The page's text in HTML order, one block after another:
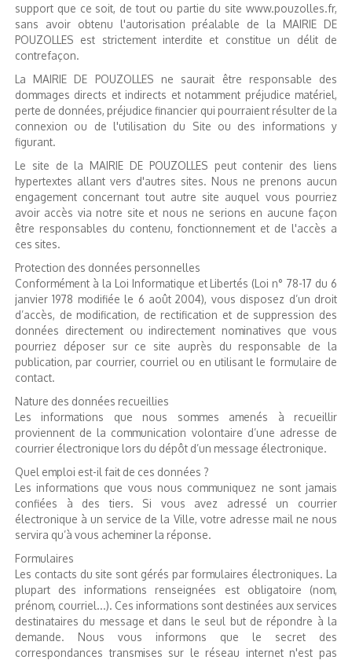
support que ce soit, de tout ou partie du site www.pouzolles.fr,
sans avoir obtenu l'autorisation préalable de la MAIRIE DE
POUZOLLES est strictement interdite et constitue un délit de
contrefaçon.
La MAIRIE DE POUZOLLES ne saurait être responsable des
dommages directs et indirects et notamment préjudice matériel,
perte de données, préjudice financier qui pourraient résulter de la
connexion ou de l'utilisation du Site ou des informations y
figurant.
Le site de la MAIRIE DE POUZOLLES peut contenir des liens
hypertextes allant vers d'autres sites. Nous ne prenons aucun
engagement concernant tout autre site auquel vous pourriez
avoir accès via notre site et nous ne serions en aucune façon
être responsables du contenu, fonctionnement et de l'accès a
ces sites.
Protection des données personnelles
Conformément à la Loi Informatique et Libertés (Loi n° 78-17 du 6
janvier 1978 modifiée le 6 août 2004), vous disposez d’un droit
d’accès, de modification, de rectification et de suppression des
données directement ou indirectement nominatives que vous
pourriez déposer sur ce site auprès du responsable de la
publication, par courrier, courriel ou en utilisant le formulaire de
contact.
Nature des données recueillies
Les informations que nous sommes amenés à recueillir
proviennent de la communication volontaire d’une adresse de
courrier électronique lors du dépôt d’un message électronique.
Quel emploi est-il fait de ces données ?
Les informations que vous nous communiquez ne sont jamais
confiées à des tiers. Si vous avez adressé un courrier
électronique à un service de la Ville, votre adresse mail ne nous
servira qu’à vous acheminer la réponse.
Formulaires
Les contacts du site sont gérés par formulaires électroniques. La
plupart des informations renseignées est obligatoire (nom,
prénom, courriel...). Ces informations sont destinées aux services
destinataires du message et dans le seul but de répondre à la
demande. Nous vous informons que le secret des
correspondances transmises sur le réseau internet n'est pas